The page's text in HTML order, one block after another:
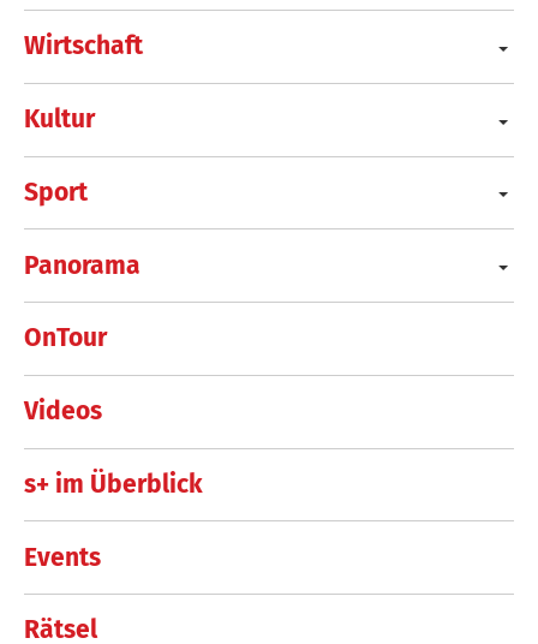
Wirtschaft
Kultur
Sport
Panorama
OnTour
Videos
s+ im Überblick
Events
Rätsel